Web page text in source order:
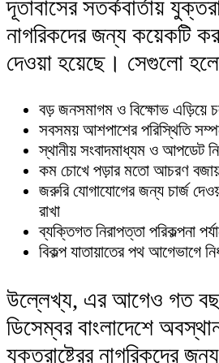
দূতাবাসের সতর্কবার্তায়
নাগরিকদের জন্য কয়েকটি
দেওয়া হয়েছে। সেগুলো
বড় জনসমাগম ও বিক্ষোভ এড়িয়ে
সবসময় আশপাশের পরিস্থিতি
স্থানীয় সংবাদমাধ্যম ও আপডেট
কম চোখে পড়ার মতো আচরণ বজায়
জরুরি যোগাযোগের জন্য চার্জ
রাখা
ব্যক্তিগত নিরাপত্তা পরিকল্পনা
বিকল্প যাতায়াতের পথ আগেভাগে
উল্লেখ্য, এর আগেও গত
ডিসেম্বর বাংলাদেশে
যুক্তরাষ্ট্রের নাগরিকদের